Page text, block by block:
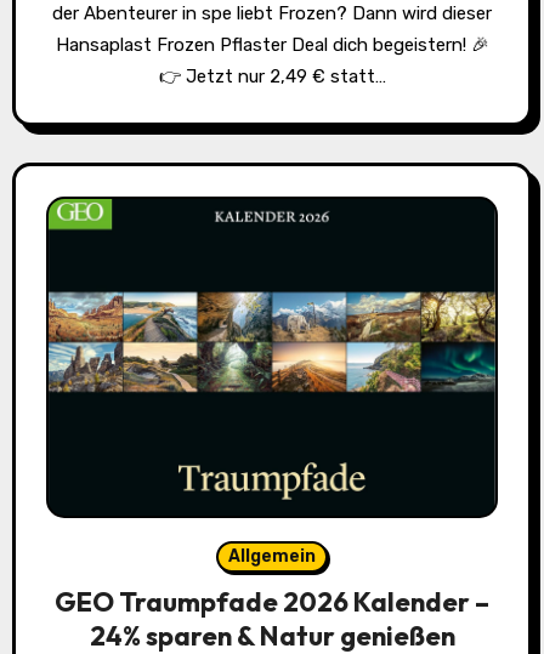
der Abenteurer in spe liebt Frozen? Dann wird dieser
Hansaplast Frozen Pflaster Deal dich begeistern! 🎉
👉 Jetzt nur 2,49 € statt…
Allgemein
GEO Traumpfade 2026 Kalender –
24% sparen & Natur genießen